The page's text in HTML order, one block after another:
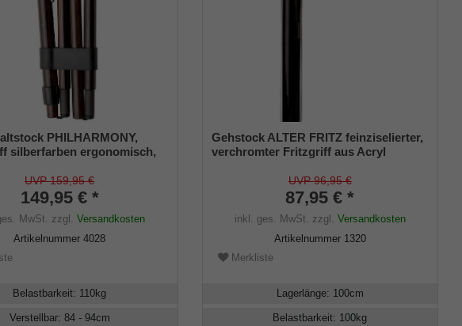
PHILHARMONY,
silberfarben ergonomisch,
faltbar, 85-95 cm, Damen
UVP 159,95 €
149,95 € *
MwSt. zzgl.Versandkosten
Artikelnummer4028
Belastbarkeit: 110kg
Verstellbar: 84 - 94cm
Gehstock ALTER FRITZ feinziselierter,
verchromter Fritzgriff aus Acryl
Buchenholz seidenmatt schwarz
lackiert,Chromring,inklusive
UVP 96,95 €
87,95 € *
inkl. ges. MwSt. zzgl. Versandkosten
Artikelnummer 1320
Merkliste
Lagerlänge: 100cm
Belastbarkeit: 100kg